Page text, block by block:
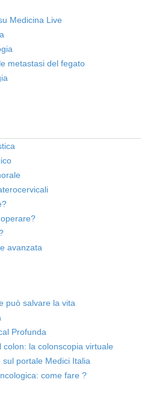
Medicina Live
metastasi del fegato
avanzata
può salvare la vita
Profunda
la colonscopia virtuale
portale Medici Italia
come fare ?